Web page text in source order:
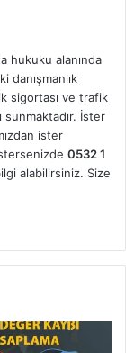
hukuku alanında
danışmanlık
sigortası ve trafik
sunmaktadır. İster
ister
0532 1
alabilirsiniz. Size